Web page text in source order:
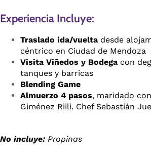
Experiencia Incluye:
Traslado ida/vuelta desde
céntrico en Ciudad de Mendoza
Visita Viñedos y Bodega con
tanques y barricas
Blending Game
Almuerzo 4 pasos, maridado
Giménez Riili. Chef Sebastián
No incluye: Propinas